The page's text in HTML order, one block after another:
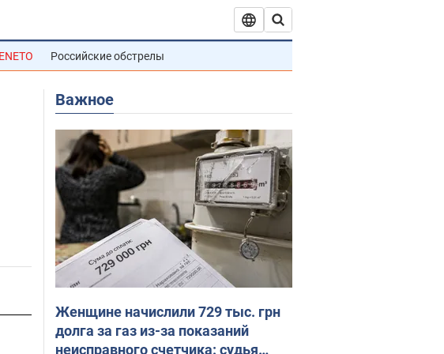
Российские обстрелы
Важное
Женщине начислили 729 тыс. грн
долга за газ из-за показаний
неисправного счетчика: судья